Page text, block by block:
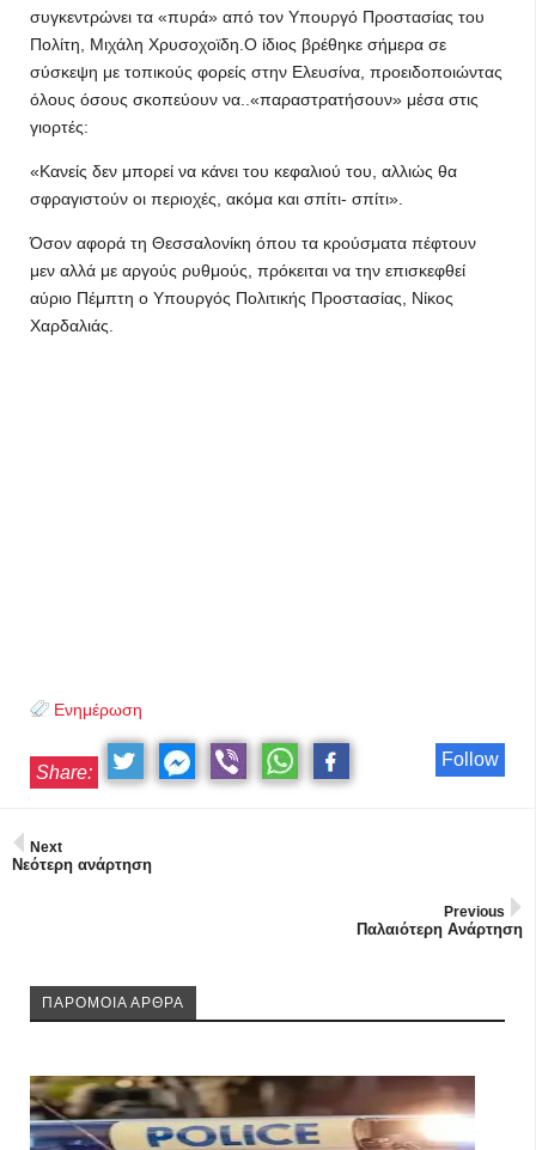
συγκεντρώνει τα «πυρά» από τον Υπουργό Προστασίας του
Πολίτη, Μιχάλη Χρυσοχοϊδη.Ο ίδιος βρέθηκε σήμερα σε
σύσκεψη με τοπικούς φορείς στην Ελευσίνα, προειδοποιώντας
όλους όσους σκοπεύουν να..«παραστρατήσουν» μέσα στις
γιορτές:
«Κανείς δεν μπορεί να κάνει του κεφαλιού του, αλλιώς θα
σφραγιστούν οι περιοχές, ακόμα και σπίτι- σπίτι».
Όσον αφορά τη Θεσσαλονίκη όπου τα κρούσματα πέφτουν
μεν αλλά με αργούς ρυθμούς, πρόκειται να την επισκεφθεί
αύριο Πέμπτη ο Υπουργός Πολιτικής Προστασίας, Νίκος
Χαρδαλιάς.
Ενημέρωση
Follow
Share:
Next
Νεότερη ανάρτηση
Previous
Παλαιότερη Ανάρτηση
ΠΑΡΟΜΟΙΑ ΑΡΘΡΑ